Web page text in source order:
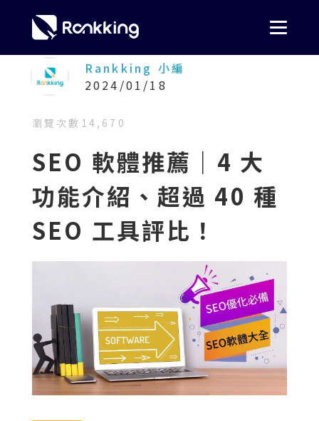
Rankking 小編
2024/01/18
瀏覽次數 14,670
SEO 軟體推薦｜4 大
功能介紹、超過 40 種
SEO 工具評比！